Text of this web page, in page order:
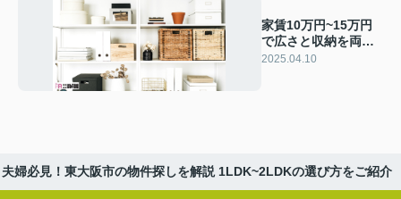
家賃10万円~15万円
で広さと収納を両
立！東大阪市の賃貸
2025.04.10
婦必見！東大阪市の物件探しを解説 1LDK~2LDKの選び方をご紹介